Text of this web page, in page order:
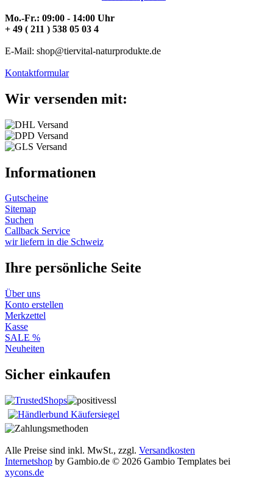
Mo.-Fr.: 09:00 - 14:00 Uhr
+ 49 ( 211 ) 538 05 03 4
E-Mail: shop@tiervital-naturprodukte.de
Kontaktformular
Wir versenden mit:
Informationen
Gutscheine
Sitemap
Suchen
Callback Service
wir liefern in die Schweiz
Ihre persönliche Seite
Über uns
Konto erstellen
Merkzettel
Kasse
SALE %
Neuheiten
Sicher einkaufen
Alle Preise sind inkl. MwSt., zzgl. Versandkosten
Internetshop by Gambio.de © 2026 Gambio Templates bei
xycons.de